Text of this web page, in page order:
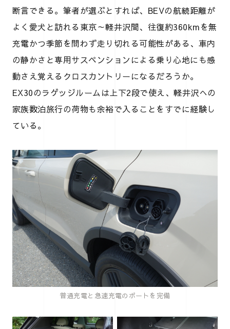
断言できる。筆者が選ぶとすれば、BEVの航続距離が
よく愛犬と訪れる東京～軽井沢間、往復約360kmを無
充電かつ季節を問わず走り切れる可能性がある、車内
の静かさと専用サスペンションによる乗り心地にも感
動さえ覚えるクロスカントリーになるだろうか。
EX30のラゲッジルームは上下2段で使え、軽井沢への
家族数泊旅行の荷物も余裕で入ることをすでに経験し
ている。
普通充電と急速充電のポートを完備